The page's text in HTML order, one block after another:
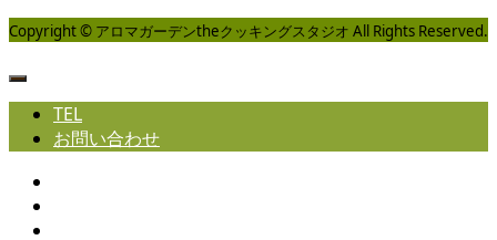
Copyright © アロマガーデンtheクッキングスタジオ All Rights Reserved.
TEL
お問い合わせ